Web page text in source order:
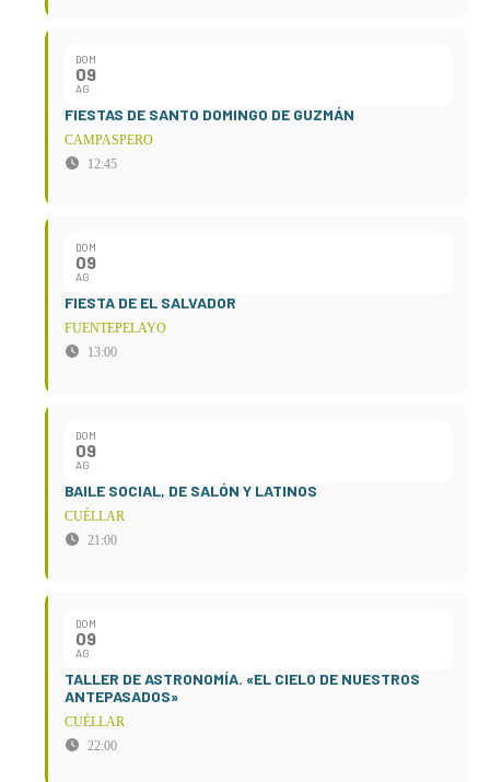
DOM
09
AG
FIESTAS DE SANTO DOMINGO DE GUZMÁN
CAMPASPERO
12:45
DOM
09
AG
FIESTA DE EL SALVADOR
FUENTEPELAYO
13:00
DOM
09
AG
BAILE SOCIAL, DE SALÓN Y LATINOS
CUÉLLAR
21:00
DOM
09
AG
TALLER DE ASTRONOMÍA. «EL CIELO DE NUESTROS
ANTEPASADOS»
CUÉLLAR
22:00